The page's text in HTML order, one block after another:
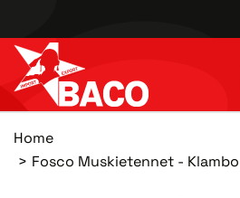
Home
Fosco Muskietennet -